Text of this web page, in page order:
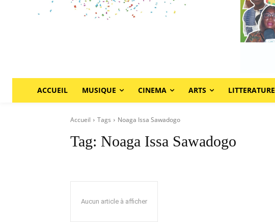
ACCUEIL MUSIQUE CINEMA ARTS LITTERATURE
Accueil Tags Noaga Issa Sawadogo
Tag: Noaga Issa Sawadogo
Aucun article à afficher